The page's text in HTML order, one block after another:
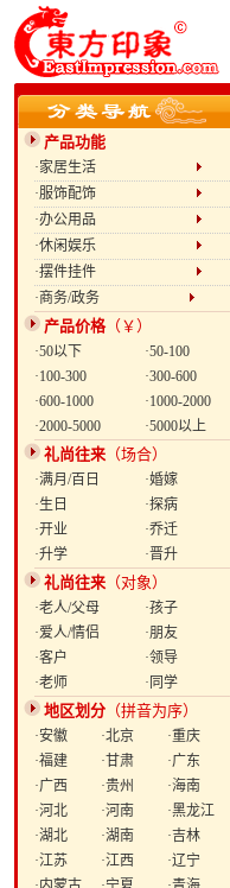
产品功能
·家居生活
·服饰配饰
·办公用品
·休闲娱乐
·摆件挂件
·商务/政务
产品价格（￥）
·50以下
·50-100
·100-300
·300-600
·600-1000
·1000-2000
·2000-5000
·5000以上
礼尚往来 （场合）
·满月/百日
·婚嫁
·生日
·探病
·开业
·乔迁
·升学
·晋升
礼尚往来 （对象）
·老人/父母
·孩子
·爱人/情侣
·朋友
·客户
·领导
·老师
·同学
地区划分 （拼音为序）
·安徽 ·北京
·重庆
·福建
·甘肃
·广东
·广西
·贵州
·海南
·河北
·河南
·黑龙江
·湖北
·湖南
·吉林
·江苏
·江西
·辽宁